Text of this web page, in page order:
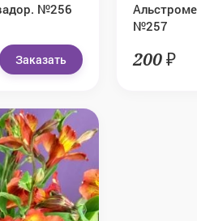
№256
Заказать
№257
200 ₽